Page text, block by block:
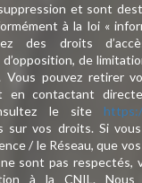
et sont
à la loi «
des droits
d’opposition, de
Vous pouvez retirer
en contactant
le site
sur vos droits. Si
/ le Réseau, que
sont pas respectés,
à la CNIL.